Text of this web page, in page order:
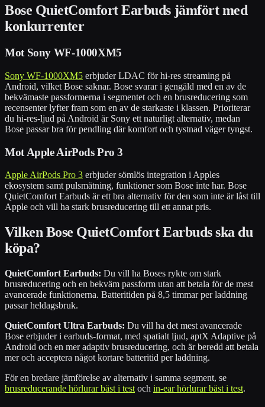
Bose QuietComfort Earbuds jämfört med
konkurrenter
Mot Sony WF-1000XM5
Sony WF-1000XM5 erbjuder LDAC för hi-res streaming på
Android, vilket Bose saknar. Bose svarar i gengäld med en av de
bekvämaste passformerna i segmentet och en brusreducering som
recensenter lyfter fram som en av de starkaste i klassen. Prioriterar
du hi-res-ljud på Android är Sony ett naturligt alternativ, medan
Bose passar bra för pendling där komfort och tystnad väger tyngst.
Mot Apple AirPods Pro 3
Apple AirPods Pro 3 erbjuder sömlös integration i Apples
ekosystem samt pulsmätning, funktioner som Bose inte har. Bose
QuietComfort Earbuds är ett bra alternativ för den som inte är låst till
Apple och vill ha stark brusreducering till ett annat pris.
Vilken Bose QuietComfort Earbuds ska du
köpa?
QuietComfort Earbuds: Du vill ha Boses rykte om stark
brusreducering och en bekväm passform utan att betala för de mest
avancerade funktionerna. Batteritiden på 8,5 timmar per laddning
passar heldagsbruk.
QuietComfort Ultra Earbuds: Du vill ha det mest avancerade
Bose erbjuder i earbuds-format, med spatialt ljud, aptX Adaptive på
Android och en mer adaptiv brusreducering, och är beredd att betala
mer och acceptera något kortare batteritid per laddning.
För en bredare jämförelse av alternativ i samma segment, se
brusreducerande hörlurar bäst i test och in-ear hörlurar bäst i test.